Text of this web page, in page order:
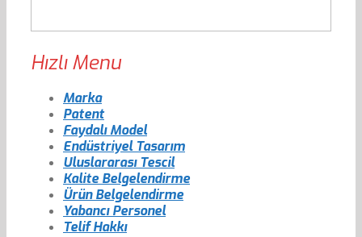
Hızlı Menu
Marka
Patent
Faydalı Model
Endüstriyel Tasarım
Uluslararası Tescil
Kalite Belgelendirme
Ürün Belgelendirme
Yabancı Personel
Telif Hakkı